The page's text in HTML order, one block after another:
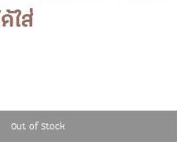
ใส่
Out of Stock